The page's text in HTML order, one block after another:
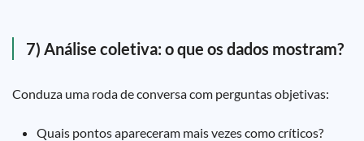
7) Análise coletiva: o que os dados mostram?
Conduza uma roda de conversa com perguntas objetivas:
Quais pontos apareceram mais vezes como críticos?